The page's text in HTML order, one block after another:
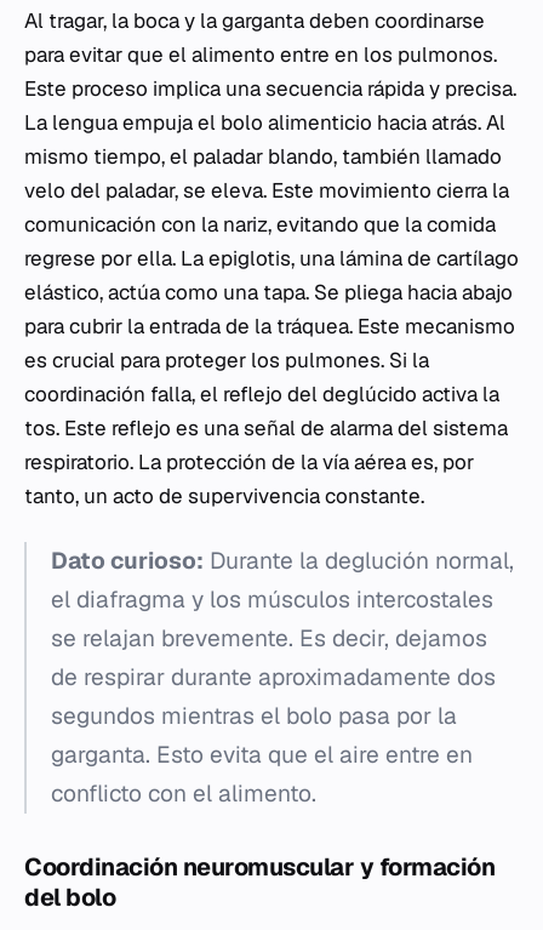
Al tragar, la boca y la garganta deben coordinarse
para evitar que el alimento entre en los pulmonos.
Este proceso implica una secuencia rápida y precisa.
La lengua empuja el bolo alimenticio hacia atrás. Al
mismo tiempo, el paladar blando, también llamado
velo del paladar, se eleva. Este movimiento cierra la
comunicación con la nariz, evitando que la comida
regrese por ella. La epiglotis, una lámina de cartílago
elástico, actúa como una tapa. Se pliega hacia abajo
para cubrir la entrada de la tráquea. Este mecanismo
es crucial para proteger los pulmones. Si la
coordinación falla, el reflejo del deglúcido activa la
tos. Este reflejo es una señal de alarma del sistema
respiratorio. La protección de la vía aérea es, por
tanto, un acto de supervivencia constante.
Dato curioso: Durante la deglución normal,
el diafragma y los músculos intercostales
se relajan brevemente. Es decir, dejamos
de respirar durante aproximadamente dos
segundos mientras el bolo pasa por la
garganta. Esto evita que el aire entre en
conflicto con el alimento.
Coordinación neuromuscular y formación
del bolo